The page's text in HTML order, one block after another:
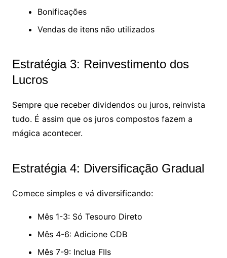
Bonificações
Vendas de itens não utilizados
Estratégia 3: Reinvestimento dos
Lucros
Sempre que receber dividendos ou juros, reinvista
tudo. É assim que os juros compostos fazem a
mágica acontecer.
Estratégia 4: Diversificação Gradual
Comece simples e vá diversificando:
Mês 1-3: Só Tesouro Direto
Mês 4-6: Adicione CDB
Mês 7-9: Inclua FIIs